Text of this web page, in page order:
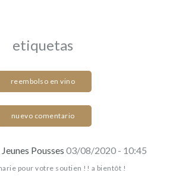
etiquetas
reembolso en vino
nuevo comentario
Pousses 03/08/2020 - 10:45
pour votre soutien !! a bientôt !